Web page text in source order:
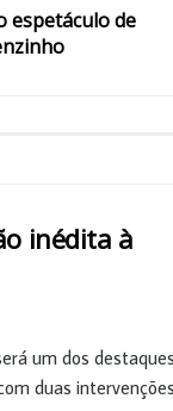
espetáculo de
inédita à
um dos destaques
duas